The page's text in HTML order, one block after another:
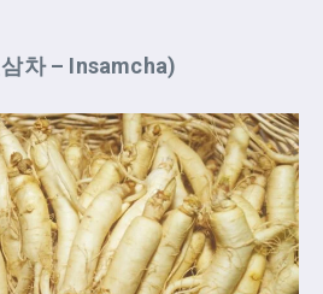
차 – Insamcha)